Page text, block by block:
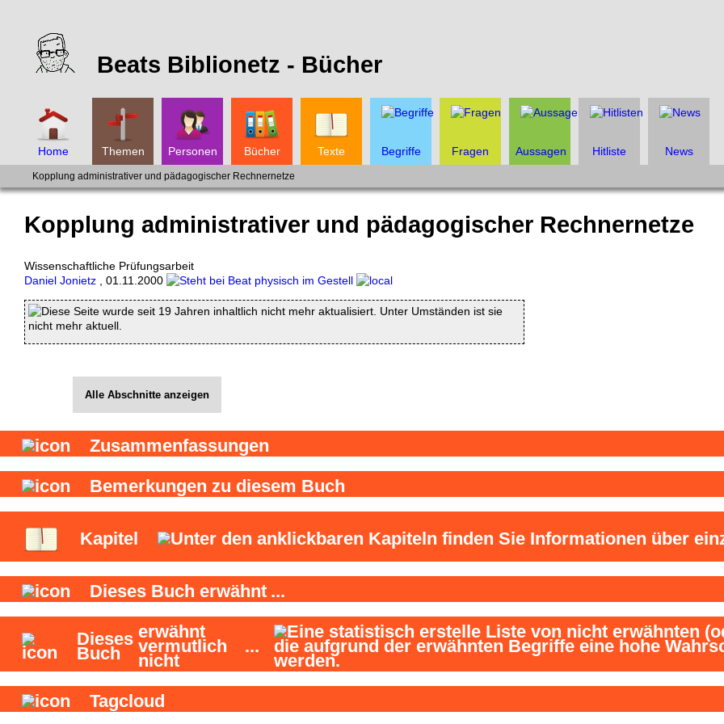
Beats Biblionetz - Bücher
Home Themen Personen Bücher Texte Begriffe Fragen Aussagen Hitliste News
Kopplung administrativer und pädagogischer Rechnernetze
Kopplung administrativer und pädagogischer Rechnernetze
Wissenschaftliche Prüfungsarbeit
Daniel Jonietz
01.11.2000
Diese Seite wurde seit 19 Jahren inhaltlich nicht mehr aktualisiert. Unter Umständen ist sie
nicht mehr aktuell.
Alle Abschnitte anzeigen
Zusammenfassungen
Bemerkungen zu diesem Buch
Kapitel
Dieses Buch erwähnt ...
Dieses
Buch
erwähnt
vermutlich
nicht
...
Tagcloud